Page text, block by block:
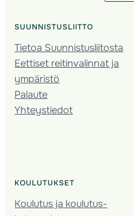
SUUNNISTUSLIITTO
Tietoa Suunnistusliitosta
Eettiset reitinvalinnat ja
ympäristö
Palaute
Yhteystiedot
KOULUTUKSET
Koulutus ja koulutus­